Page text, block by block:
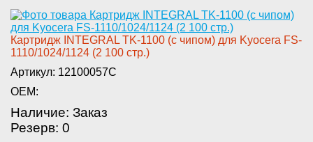
Картридж INTEGRAL ­TK-1100 (с чипом) для Kyocera ­FS-
1110/1024/1124 (2 100 стр.)­
Артикул: 12100057C
OEM:
Наличие: Заказ
Резерв: 0